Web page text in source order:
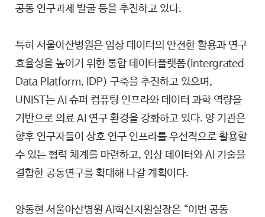
공동 연구과제 발굴 등을 추진하고 있다.
특히 서울아산병원은 임상 데이터의 안전한 활용과 연구
효율성을 높이기 위한 통합 데이터플랫폼(Intergrated
Data Platform, IDP) 구축을 추진하고 있으며,
UNIST는 AI 슈퍼 컴퓨팅 인프라와 데이터 과학 역량을
기반으로 의료 AI 연구 환경을 강화하고 있다. 양 기관은
향후 연구자들이 상호 연구 인프라를 우선적으로 활용할
수 있는 협력 체계를 마련하고, 임상 데이터와 AI 기술을
결합한 공동연구를 확대해 나갈 계획이다.
양동현 서울아산병원 AI혁신지원실장은 “이번 공동